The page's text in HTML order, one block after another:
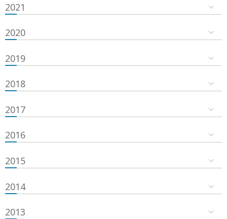
2021
2020
2019
2018
2017
2016
2015
2014
2013